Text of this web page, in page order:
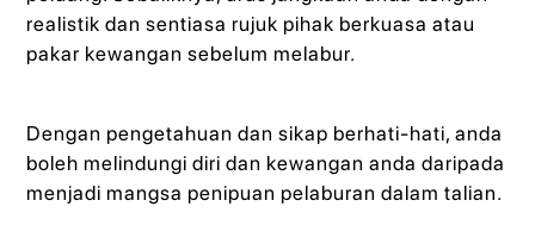
realistik dan sentiasa rujuk pihak berkuasa atau
pakar kewangan sebelum melabur.
Dengan pengetahuan dan sikap berhati-hati, anda
boleh melindungi diri dan kewangan anda daripada
menjadi mangsa penipuan pelaburan dalam talian.